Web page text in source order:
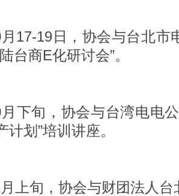
17-19日，协会与台北市
台商E化研讨会”。
下旬，协会与台湾电电
计划”培训讲座。
上旬，协会与财团法人